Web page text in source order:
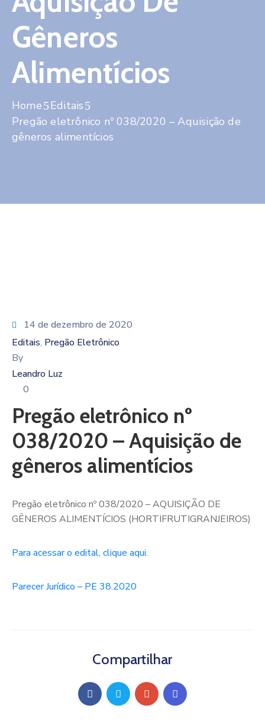
Gêneros
Alimentícios
Home
Editais
Pregão eletrônico nº 038/2020 – Aquisição de
gêneros alimentícios
14 de dezembro de 2020
Editais‚ Pregão Eletrônico
By
Leandro Luz
0
Pregão eletrônico nº
038/2020 – Aquisição de
gêneros alimentícios
Pregão eletrônico nº 038/2020 – AQUISIÇÃO DE
GÊNEROS ALIMENTÍCIOS (HORTIFRUTIGRANJEIROS)
Para acessar o edital, clique aqui.
Parecer Jurídico – PE 38.2020
Compartilhar